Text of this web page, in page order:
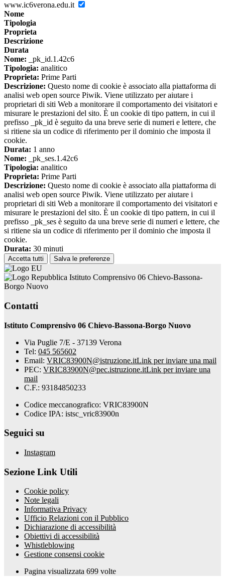
www.ic6verona.edu.it
Nome
Tipologia
Proprieta
Descrizione
Durata
Nome: _pk_id.1.42c6
Tipologia: analitico
Proprieta: Prime Parti
Descrizione: Questo nome di cookie è associato alla piattaforma di
analisi web open source Piwik. Viene utilizzato per aiutare i
proprietari di siti Web a monitorare il comportamento dei visitatori e
misurare le prestazioni del sito. È un cookie di tipo pattern, in cui il
prefisso _pk_id è seguito da una breve serie di numeri e lettere, che
si ritiene sia un codice di riferimento per il dominio che imposta il
cookie.
Durata: 1 anno
Nome: _pk_ses.1.42c6
Tipologia: analitico
Proprieta: Prime Parti
Descrizione: Questo nome di cookie è associato alla piattaforma di
analisi web open source Piwik. Viene utilizzato per aiutare i
proprietari di siti Web a monitorare il comportamento dei visitatori e
misurare le prestazioni del sito. È un cookie di tipo pattern, in cui il
prefisso _pk_ses è seguito da una breve serie di numeri e lettere, che
si ritiene sia un codice di riferimento per il dominio che imposta il
cookie.
Durata: 30 minuti
Accetta tutti Salva le preferenze
Istituto Comprensivo 06 Chievo-Bassona-
Borgo Nuovo
Contatti
Istituto Comprensivo 06 Chievo-Bassona-Borgo Nuovo
Via Puglie 7/E - 37139 Verona
Tel: 045 565602
Email: VRIC83900N@istruzione.itLink per inviare una mail
PEC: VRIC83900N@pec.istruzione.itLink per inviare una
mail
C.F.: 93184850233
Codice meccanografico: VRIC83900N
Codice IPA: istsc_vric83900n
Seguici su
Instagram
Sezione Link Utili
Cookie policy
Note legali
Informativa Privacy
Ufficio Relazioni con il Pubblico
Dichiarazione di accessibilità
Obiettivi di accessibilità
Whistleblowing
Gestione consensi cookie
Pagina visualizzata 699 volte